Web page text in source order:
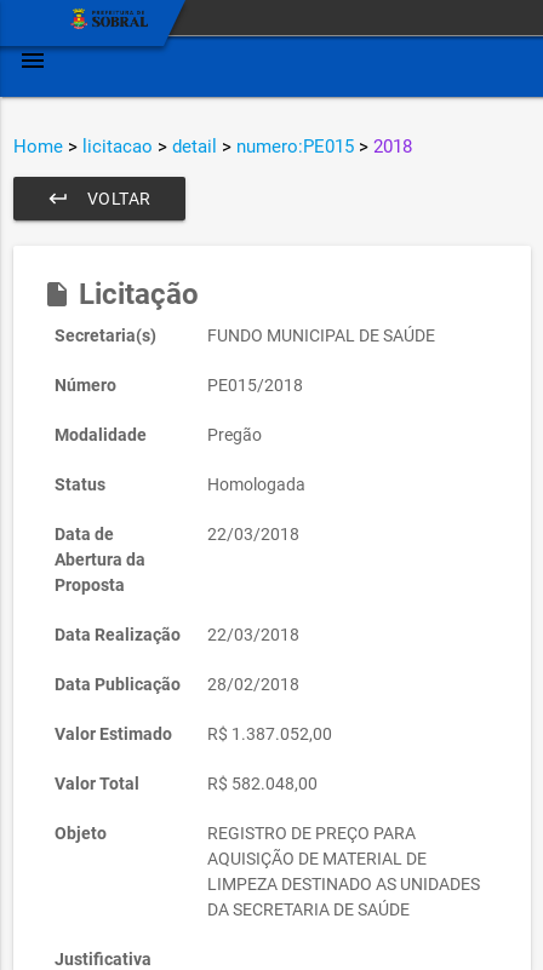
menu
Home > licitacao > detail > numero:PE015 > 2018
VOLTAR
keyboard_return
insert_drive_file Licitação
Secretaria(s) FUNDO MUNICIPAL DE SAÚDE
Número PE015/2018
Modalidade Pregão
Status Homologada
Data de
Abertura da
Proposta
22/03/2018
Data Realização 22/03/2018
Data Publicação 28/02/2018
Valor Estimado R$ 1.387.052,00
Valor Total R$ 582.048,00
Objeto
REGISTRO DE PREÇO PARA
AQUISIÇÃO DE MATERIAL DE
LIMPEZA DESTINADO AS UNIDADES
DA SECRETARIA DE SAÚDE
Justificativa